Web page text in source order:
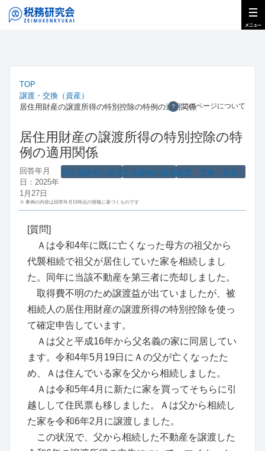
TOP
譲渡・交換（資産）
居住用財産の譲渡所得の特別控除の特例の適用関係
？ このページについて
居住用財産の譲渡所得の特別控除の特
例の適用関係
譲渡・交換（資産）
土地建物の譲渡
居住用財産の譲渡
回答年月
日：2025年
1月27日
※ 事例の内容は回答年月日時点の情報に基づくものです
[質問]
Ａは令和4年に既に亡くなった母方の祖父から
代襲相続で祖父が居住していた家を相続しまし
た。同年に当該不動産を第三者に売却しました。
取得費不明のため譲渡益が出ていましたが、被
相続人の居住用財産の譲渡所得の特別控除を使っ
て確定申告しています。
Ａは父と平成16年から父名義の家に同居してい
ます。令和4年5月19日にＡの父が亡くなったた
め、Ａは住んでいる家を父から相続しました。
Ａは令和5年4月に新たに家を買ってそちらに引
越しして住民票も移しました。Ａは父から相続し
た家を令和6年2月に譲渡しました。
この状況で、父から相続した不動産を譲渡した